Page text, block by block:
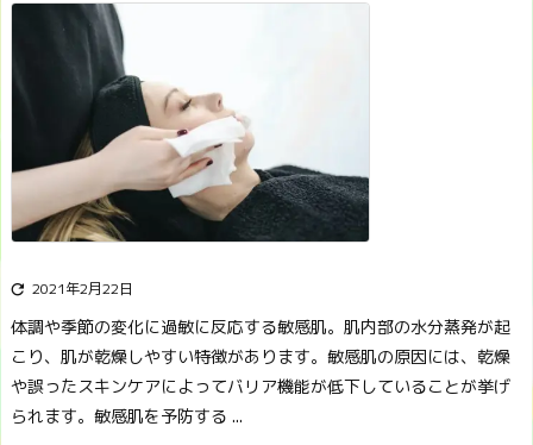
 2021年2月22日
体調や季節の変化に過敏に反応する敏感肌。肌内部の水分蒸発が起
こり、肌が乾燥しやすい特徴があります。 敏感肌の原因には、乾燥
や誤ったスキンケアによってバリア機能が低下していることが挙げ
られます。 敏感肌を予防する ...